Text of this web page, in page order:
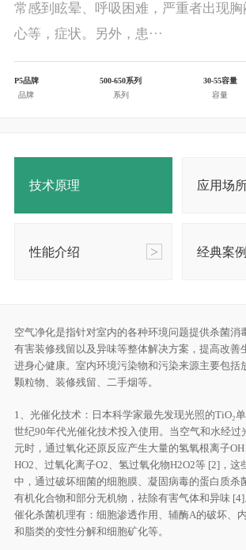
常感到眩晕、呼吸困难，严重者出现
心等，症状。另外，患···
P5品牌
品牌
500-650系列
系列
30-55容量
容量
技术原理
性能介绍
应用场
经典案例
空气净化是指针对室内的各种环境问题提供杀菌消
有害装修残留以及异味等整体解决方案，提高改善
进身心健康。室内环境污染物和污染来源主要包括
颗粒物、装修残留、二手烟等。
1、光催化技术：日本科学家最先发现光照的TiO₂
世纪90年代光催化技术投入使用。当空气和水经过
元时，通过氧化还原反应产生大量的氢氧根离子
HO2、过氧化离子O2、氢过氧化物H2O2等 [2]，这
中，通过破坏细菌的细胞膜、凝固病毒的蛋白质杀
有机化合物和部分无机物，祛除有害气体和异味
催化杀菌机理有：细胞渗透作用、辅酶A的破坏、
和脂类的变性分解和细胞矿化等。